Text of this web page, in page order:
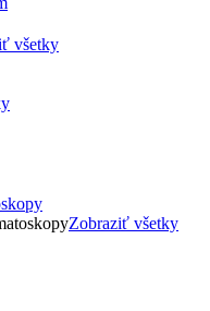
všetky
Zobraziť všetky